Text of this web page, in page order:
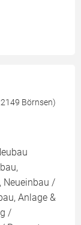
Börnsen)
Neueinbau /
Anlage &
/